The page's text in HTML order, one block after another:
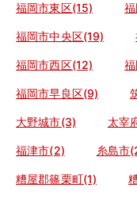
福岡市東区(15)
福岡市中央区(19)
福岡市西区(12)
福岡市早良区(9)
大野城市(3) 太宰
福津市(2) 糸島市
糟屋郡篠栗町(1)